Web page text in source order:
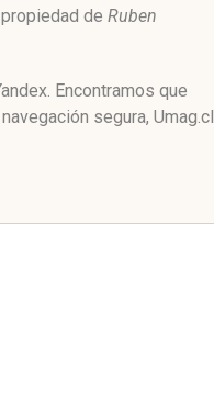
de Ruben
Encontramos que
segura, Umag.cl